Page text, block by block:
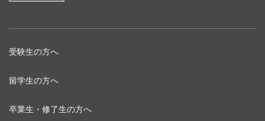
受験生の方へ
留学生の方へ
卒業生・修了生の方へ